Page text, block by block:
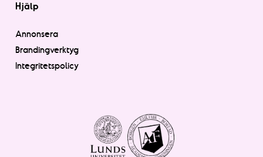
Hjälp
Annonsera
Brandingverktyg
Integritetspolicy